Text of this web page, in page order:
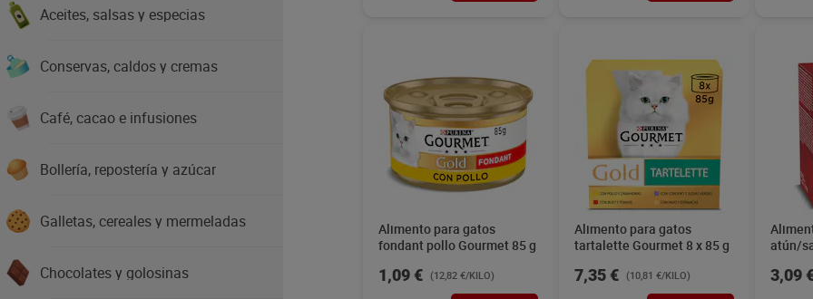
Aceites, salsas y especias
Conservas, caldos y cremas
Café, cacao e infusiones
Bollería, repostería y azúcar
Galletas, cereales y mermeladas
Chocolates y golosinas
Alimento para gatos
fondant pollo Gourmet 85 g
1,09 € (12,82 €/KILO)
Alimento para gatos
tartalette Gourmet 8 x 85 g
7,35 € (10,81 €/KILO)
atún/
3,09